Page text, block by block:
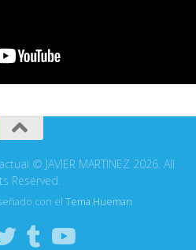
© JAVIER MARTINEZ 2026. All
Reserved.
con elTema Hueman